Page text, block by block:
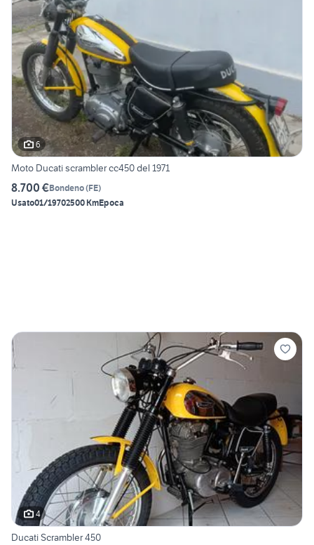
6
Moto Ducati scrambler cc450 del 1971
8.700 €Bondeno(FE)
Usato01/19702500 KmEpoca
4
Ducati Scrambler 450